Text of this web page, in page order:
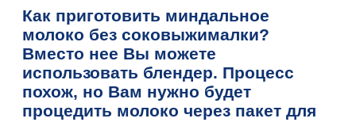
Как приготовить миндальное
молоко без соковыжималки?
Вместо нее Вы можете
использовать блендер. Процесс
похож, но Вам нужно будет
процедить молоко через пакет для